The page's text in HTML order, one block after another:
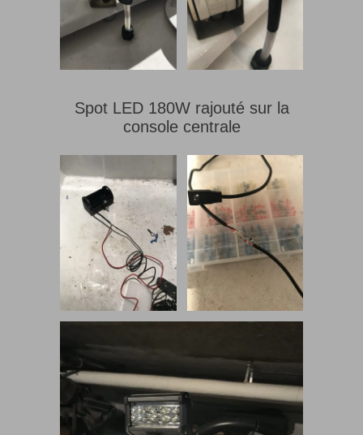
Spot LED 180W rajouté sur la
console centrale